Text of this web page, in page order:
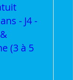
- J4 -
(3 à 5